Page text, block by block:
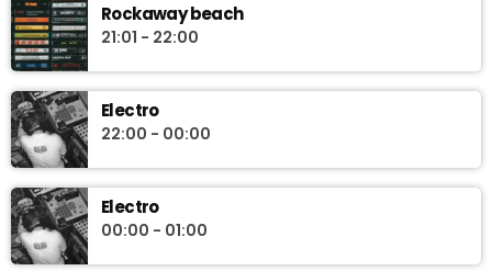
Rockaway beach
21:01 - 22:00
Electro
22:00 - 00:00
Electro
00:00 - 01:00